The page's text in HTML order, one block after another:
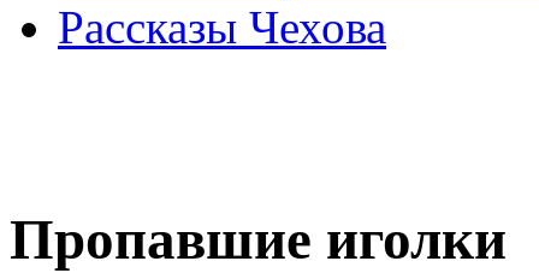
Рассказы Чехова
Пропавшие иголки